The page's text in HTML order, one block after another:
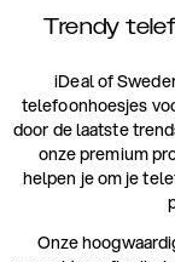
Trendy
iDeal of
telefoonhoesjes
door de laatste
onze premium
helpen je om je
Onze